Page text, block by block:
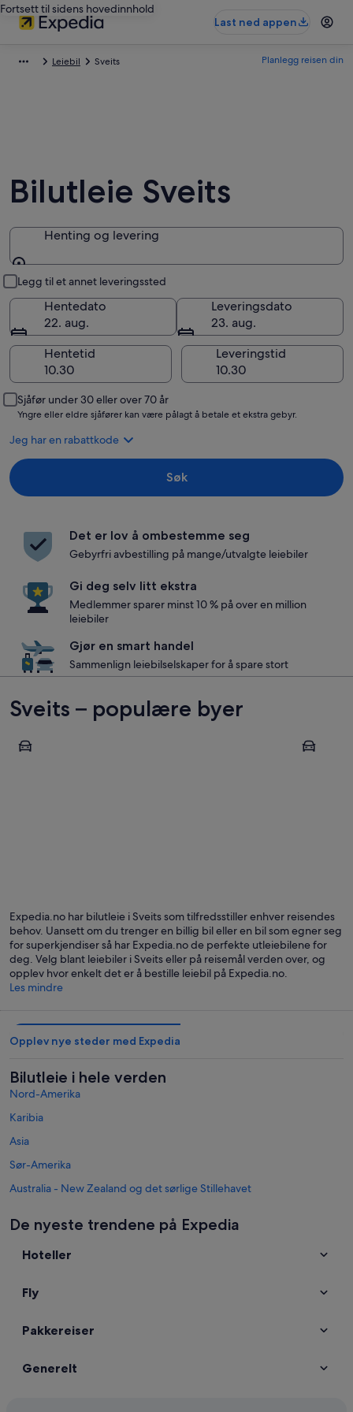
Fortsett til sidens hovedinnhold
Last ned appen
Leiebil Sveits Planlegg reisen din
Bilutleie Sveits
Henting og levering
Legg til et annet leveringssted
Hentedato
22. aug.
Leveringsdato
23. aug.
Hentetid
Leveringstid
Sjåfør under 30 eller over 70 år
Yngre eller eldre sjåfører kan være pålagt å betale et ekstra gebyr.
Jeg har en rabattkode
Søk
Det er lov å ombestemme seg
Gebyrfri avbestilling på mange/utvalgte leiebiler
Gi deg selv litt ekstra
Medlemmer sparer minst 10 % på over en million
leiebiler
Gjør en smart handel
Sammenlign leiebilselskaper for å spare stort
Sveits – populære byer
Genève Zürich
Expedia.no har bilutleie i Sveits som tilfredsstiller enhver reisendes
behov. Uansett om du trenger en billig bil eller en bil som egner seg
for superkjendiser så har Expedia.no de perfekte utleiebilene for
deg. Velg blant leiebiler i Sveits eller på reisemål verden over, og
opplev hvor enkelt det er å bestille leiebil på Expedia.no.
Les mindre
Opplev nye steder med Expedia
Bilutleie i hele verden
Nord-Amerika
Karibia
Asia
Sør-Amerika
Australia - New Zealand og det sørlige Stillehavet
Midtøsten
Afrika
Bilutleie i Lucerne
Bilutleie i Grindelwald
Bilutleie i Zermatt
De nyeste trendene på Expedia
Hoteller
Fly
Pakkereiser
Generelt